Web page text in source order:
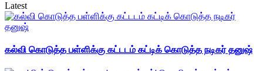
Latest
கல்வி கொடுத்த பள்ளிக்கு கட்டடம் கட்டிக் கொடுத்த நடிகர் தனுஷ்